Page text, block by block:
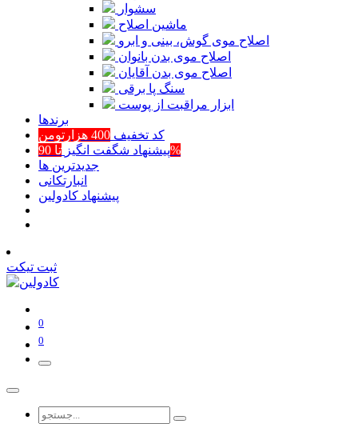
سشوار
ماشین اصلاح
اصلاح موی گوش، بینی و ابرو
اصلاح موی بدن بانوان
اصلاح موی بدن آقایان
سنگ پا برقی
ابزار مراقبت از پوست
برند‌ها
کد تخفیف 400 هزارتومن
پیشنهاد شگفت انگیزتا 90%
جدیدترین ها
انبارتکانی
پیشنهاد کادولین
ثبت تیکت
0
0